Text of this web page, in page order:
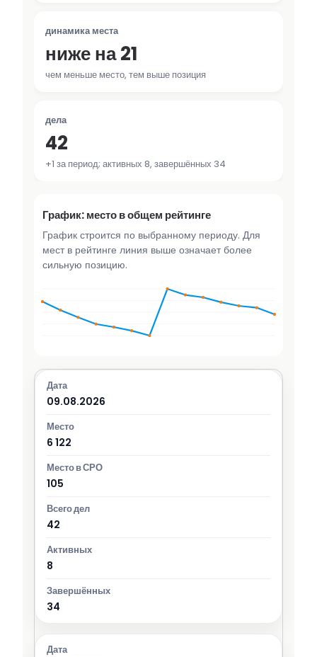
динамика места
ниже на 21
чем меньше место, тем выше позиция
дела
42
+1 за период; активных 8, завершённых 34
График: место в общем рейтинге
График строится по выбранному периоду. Для
мест в рейтинге линия выше означает более
сильную позицию.
09.08.2026
6 122
105
42
8
34